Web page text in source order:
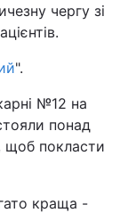
чергу зі
".
№12 на
понад
щоб покласти
краща -